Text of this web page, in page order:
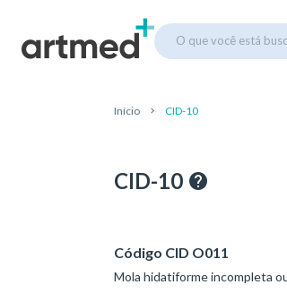
O que você está
Início CID-10
CID-10
Código CID O011
Mola hidatiforme incompleta